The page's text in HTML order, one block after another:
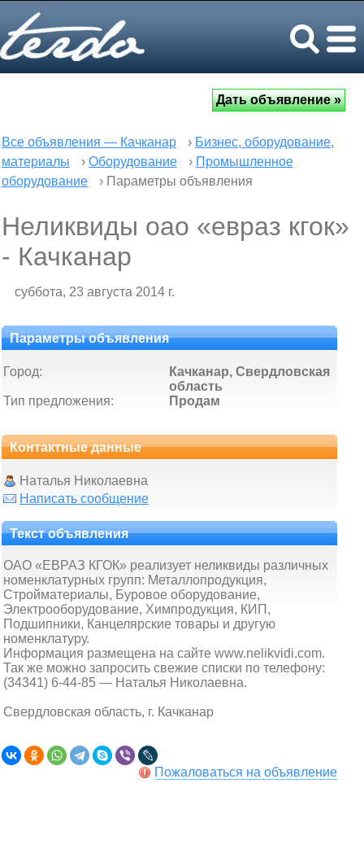
Все объявления — Качканар › Бизнес, оборудование,
материалы
› Оборудование › Промышленное
оборудование
› Параметры объявления
Неликвиды оао «евраз кгок»
- Качканар
суббота, 23 августа 2014 г.
Параметры объявления
Город:
Качканар, Свердловская
область
Тип предложения:
Продам
Контактные данные
Наталья Николаевна
Написать сообщение
Текст объявления
ОАО «ЕВРАЗ КГОК» реализует неликвиды различных
номенклатурных групп: Металлопродукция,
Стройматериалы, Буровое оборудование,
Электрооборудование, Химпродукция, КИП,
Подшипники, Канцелярские товары и другую
номенклатуру.
Информация размещена на сайте www.nelikvidi.com.
Так же можно запросить свежие списки по телефону:
(34341) 6-44-85 — Наталья Николаевна.
Свердловская область, г. Качканар
Пожаловаться на объявление